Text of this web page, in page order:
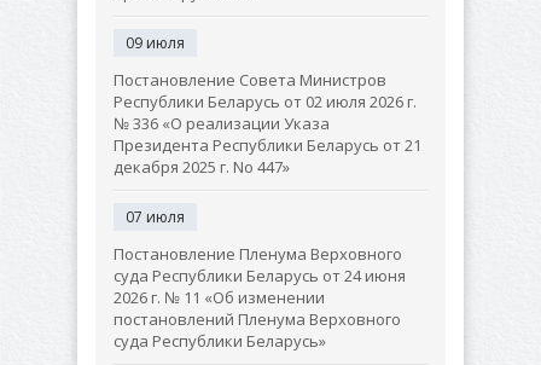
09 июля
Постановление Совета Министров
Республики Беларусь от 02 июля 2026 г.
№ 336 «О реализации Указа
Президента Республики Беларусь от 21
декабря 2025 г. No 447»
07 июля
Постановление Пленума Верховного
суда Республики Беларусь от 24 июня
2026 г. № 11 «Об изменении
постановлений Пленума Верховного
суда Республики Беларусь»